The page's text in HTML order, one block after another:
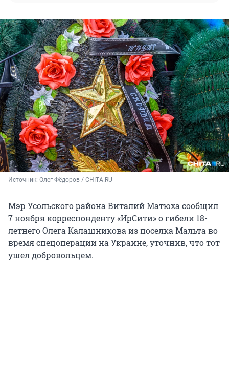
Источник: Олег Фёдоров / CHITA.RU
Мэр Усольского района Виталий Матюха сообщил
7 ноября корреспонденту «ИрСити» о гибели 18-
летнего Олега Калашникова из поселка Мальта во
время спецоперации на Украине, уточнив, что тот
ушел добровольцем.